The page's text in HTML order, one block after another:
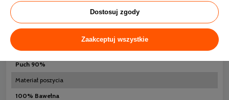
50x70
Wypełnienie
Puch 90%
Materiał poszycia
100% Bawełna
Dostosuj zgody
Zaakceptuj wszystkie